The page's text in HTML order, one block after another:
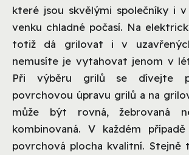
které jsou skvělými společníky i
venku chladné počasí. Na
totiž dá grilovat i v
nemusíte je vytahovat jenom v
Při výběru grilů se dívejte
povrchovou úpravu grilů a na
může být rovná, žebrovaná
kombinovaná. V každém
povrchová plocha kvalitní. Stejně